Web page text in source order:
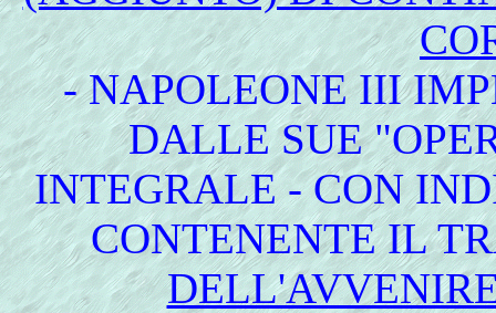
- NAPOLEONE III
DALLE SUE
INTEGRALE - CON
CONTENENTE IL